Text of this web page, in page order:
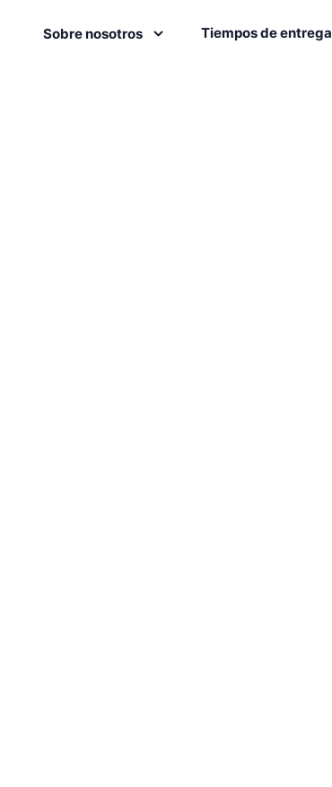
Sobre nosotros Tiempos de entrega